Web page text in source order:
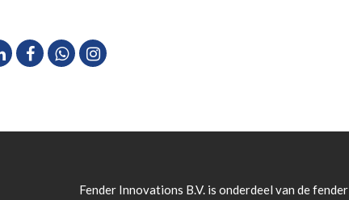
Fender Innovations B.V. is onderdeel van de fender